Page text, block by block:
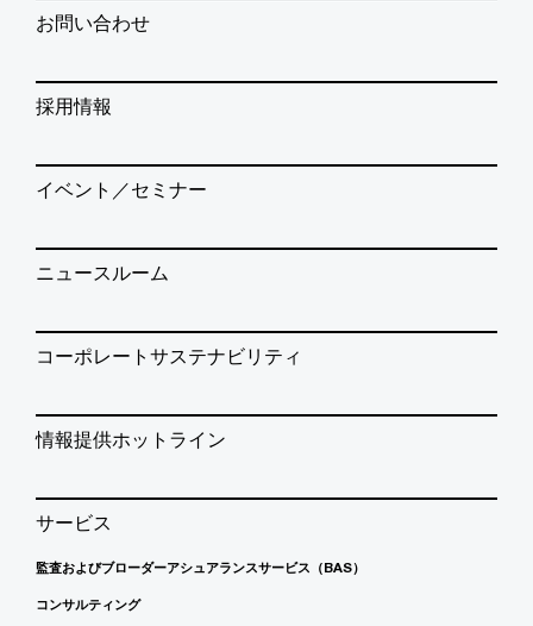
お問い合わせ
採用情報
イベント／セミナー
ニュースルーム
コーポレートサステナビリティ
情報提供ホットライン
サービス
監査およびブローダーアシュアランスサービス（BAS）
コンサルティング